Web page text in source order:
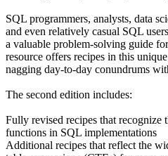
SQL programmers, analysts, data
and even relatively casual SQL
a valuable problem-solving guide
resource offers recipes in this
nagging day-to-day conundrums
The second edition includes:
Fully revised recipes that
functions in SQL implementations
Additional recipes that reflect the